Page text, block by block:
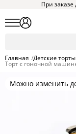
При
Главная /Детские торты
Торт с гоночной
Можно изменить